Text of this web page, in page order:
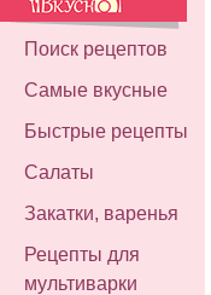
Поиск рецептов
Самые вкусные
Быстрые рецепты
Салаты
Закатки, варенья
Рецепты для
мультиварки